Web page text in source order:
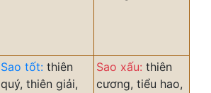
Sao tốt: thiên
quý, thiên giải,
Sao xấu: thiên
cương, tiểu hao,